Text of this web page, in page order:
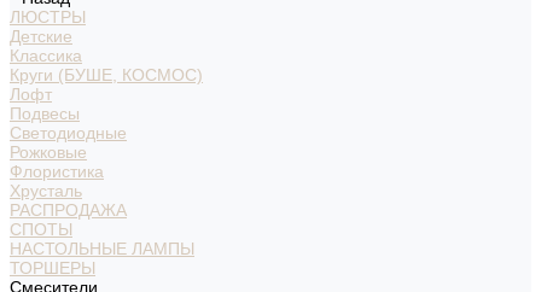
ЛЮСТРЫ
Детские
Классика
Круги (БУШЕ, КОСМОС)
Лофт
Подвесы
Светодиодные
Рожковые
Флористика
Хрусталь
РАСПРОДАЖА
СПОТЫ
НАСТОЛЬНЫЕ ЛАМПЫ
ТОРШЕРЫ
Смесители